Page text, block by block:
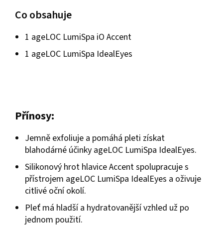
Co obsahuje
1 ageLOC LumiSpa iO Accent
1 ageLOC LumiSpa IdealEyes
Přínosy:
Jemně exfoliuje a pomáhá pleti získat
blahodárné účinky ageLOC LumiSpa IdealEyes.
Silikonový hrot hlavice Accent spolupracuje s
přístrojem ageLOC LumiSpa IdealEyes a oživuje
citlivé oční okolí.
Pleť má hladší a hydratovanější vzhled už po
jednom použití.